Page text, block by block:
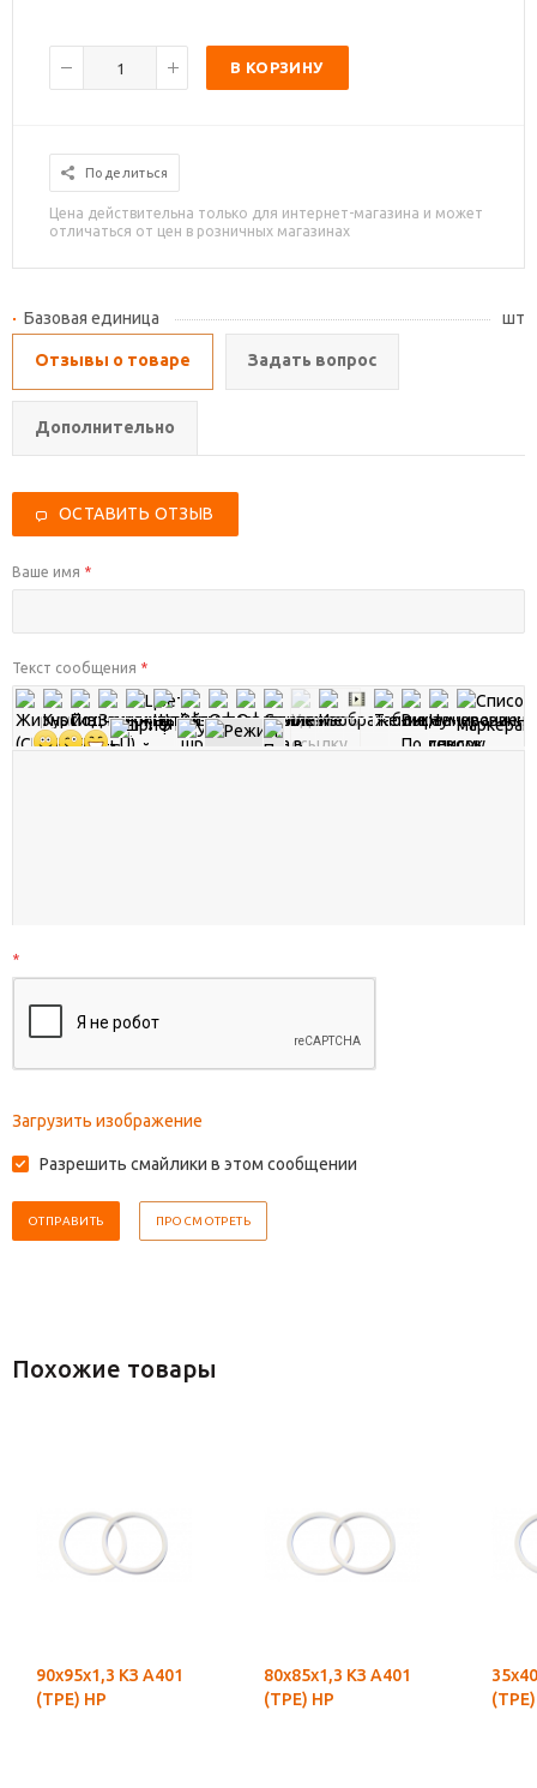
В КОРЗИНУ
Поделиться
Цена действительна только для интернет-магазина и может
отличаться от цен в розничных магазинах
Базовая единица шт
Отзывы о товаре Задать вопрос
Дополнительно
ОСТАВИТЬ ОТЗЫВ
Ваше имя *
Текст сообщения *
*
Загрузить изображение
Разрешить смайлики в этом сообщении
Похожие товары
90х95х1,3 КЗ А401
(ТРЕ) НР
80х85х1,3 КЗ А401
(ТРЕ) НР